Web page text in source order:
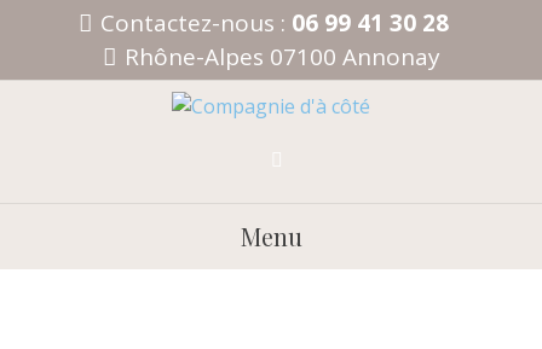
Contactez-nous : 06 99 41 30 28
Rhône-Alpes 07100 Annonay
Menu